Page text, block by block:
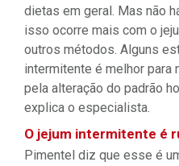
dietas em geral. Mas não
isso ocorre mais com o
outros métodos. Alguns
intermitente é melhor para
pela alteração do padrão
explica o especialista.
O jejum intermitente é
Pimentel diz que esse é